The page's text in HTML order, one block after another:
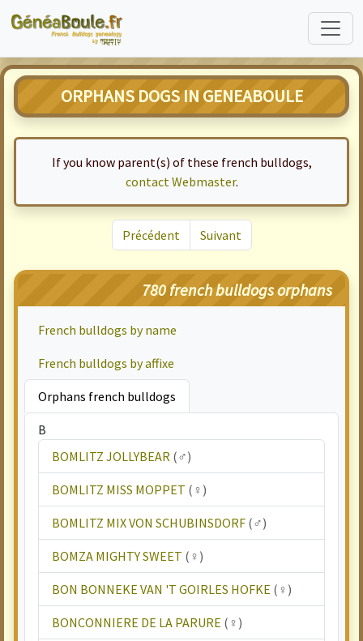
ORPHANS DOGS IN GENEABOULE
If you know parent(s) of these french bulldogs,
contact Webmaster.
Précédent Suivant
780 french bulldogs orphans
French bulldogs by name
French bulldogs by affixe
Orphans french bulldogs
B
BOMLITZ JOLLYBEAR (♂)
BOMLITZ MISS MOPPET (♀)
BOMLITZ MIX VON SCHUBINSDORF (♂)
BOMZA MIGHTY SWEET (♀)
BON BONNEKE VAN 'T GOIRLES HOFKE (♀)
BONCONNIERE DE LA PARURE (♀)